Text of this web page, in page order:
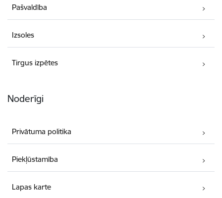
Pašvaldība
Izsoles
Tirgus izpētes
Noderīgi
Privātuma politika
Piekļūstamība
Lapas karte